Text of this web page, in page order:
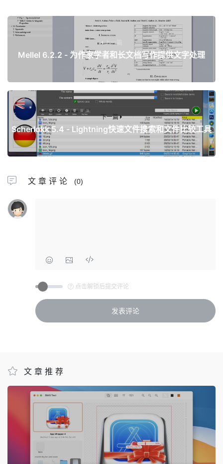
上一篇
Mellel 6.2.2 - 为作家学者和长文档写作提供文字处理
下一篇
Scherlokk 5.4 - Lightning快速文件搜索和文件比较工具
文章评论 (0)
点击解锁后提交评论
文章推荐